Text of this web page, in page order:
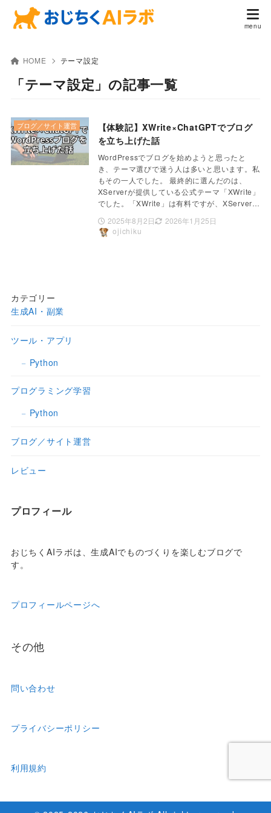
HOME テーマ設定
「テーマ設定」の記事一覧
【体験記】XWrite×ChatGPTでブログ
を立ち上げた話
WordPressでブログを始めようと思ったと
き、テーマ選びで迷う人は多いと思います。私
もその一人でした。 最終的に選んだのは、
XServerが提供している公式テーマ「XWrite」
でした。「XWrite」は有料ですが、XServer…
2025年8月2日
2026年1月25日
ブログ／サイト運営
ojichiku
カテゴリー
生成AI・副業
ツール・アプリ
Python
プログラミング学習
Python
ブログ／サイト運営
レビュー
プロフィール
おじちくAIラボは、生成AIでものづくりを楽しむブログで
す。
プロフィールページへ
その他
問い合わせ
プライバシーポリシー
利用規約